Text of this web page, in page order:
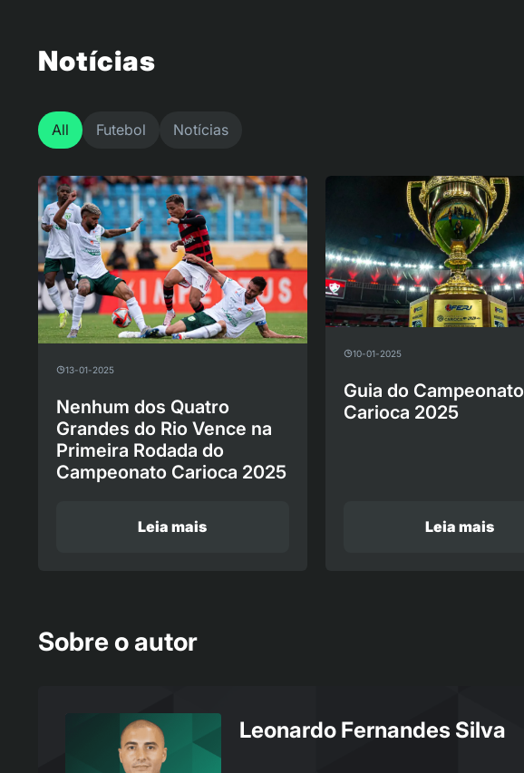
Notícias
All Futebol Notícias
13-01-2025
Nenhum dos Quatro
Grandes do Rio Vence na
Primeira Rodada do
Campeonato Carioca 2025
Leia mais
10-01-2025
Guia do Campeonato
Carioca 2025
Leia mais
Sobre o autor
Leonardo Fernandes Silva